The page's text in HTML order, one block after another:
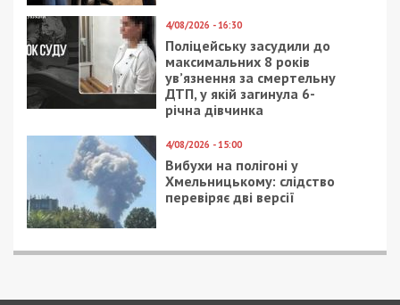
4/08/2026 - 16:30
Поліцейську засудили до
максимальних 8 років
ув’язнення за смертельну
ДТП, у якій загинула 6-
річна дівчинка
4/08/2026 - 15:00
Вибухи на полігоні у
Хмельницькому: слідство
перевіряє дві версії